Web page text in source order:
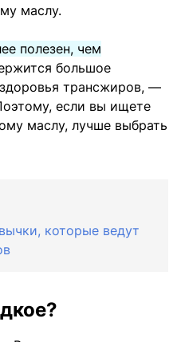
маслу.
полезен, чем
большое
трансжиров, —
если вы ищете
маслу, лучше выбрать
которые ведут